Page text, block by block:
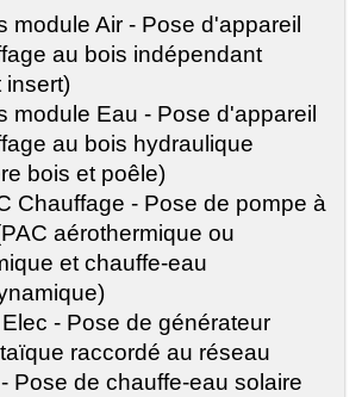
module Air - Pose d'appareil
au bois indépendant
insert)
module Eau - Pose d'appareil
au bois hydraulique
bois et poêle)
Chauffage - Pose de pompe à
aérothermique ou
et chauffe-eau
- Pose de générateur
raccordé au réseau
Pose de chauffe-eau solaire